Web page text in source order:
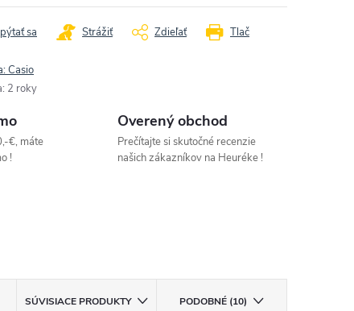
Tlač
sa Strážiť Zdieľať
Casio
: 2 roky
€, máte
!
Overený obchod
Prečítajte si skutočné recenzie
našich zákazníkov na Heuréke !
SÚVISIACE PRODUKTY PODOBNÉ (10)